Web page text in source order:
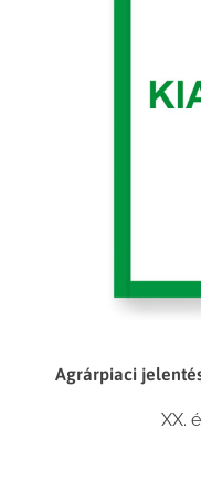
Agrárpiaci
XX.